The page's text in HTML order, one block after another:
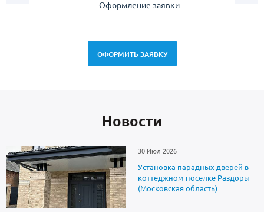
Оформление заявки
ОФОРМИТЬ ЗАЯВКУ
Новоcти
30 Июл 2026
Установка парадных дверей в
коттеджном поселке Раздоры
(Московская область)